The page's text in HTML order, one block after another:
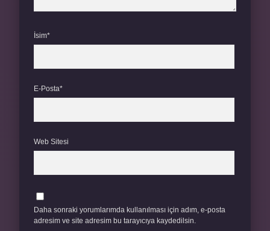
İsim*
E-Posta*
Web Sitesi
Daha sonraki yorumlarımda kullanılması için adım, e-posta
adresim ve site adresim bu tarayıcıya kaydedilsin.